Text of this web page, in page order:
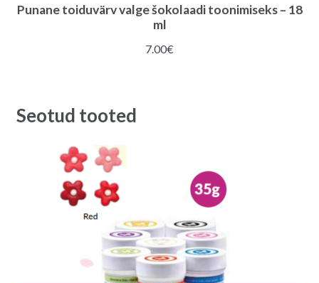
Punane toiduvärv valge šokolaadi toonimiseks – 18
ml
7.00€
Seotud tooted